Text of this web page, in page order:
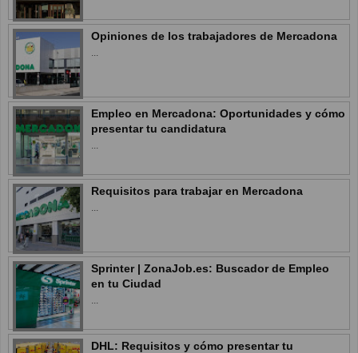
Opiniones de los trabajadores de Mercadona
Empleo en Mercadona: Oportunidades y cómo
presentar tu candidatura
Requisitos para trabajar en Mercadona
Sprinter | ZonaJob.es: Buscador de Empleo
en tu Ciudad
DHL: Requisitos y cómo presentar tu